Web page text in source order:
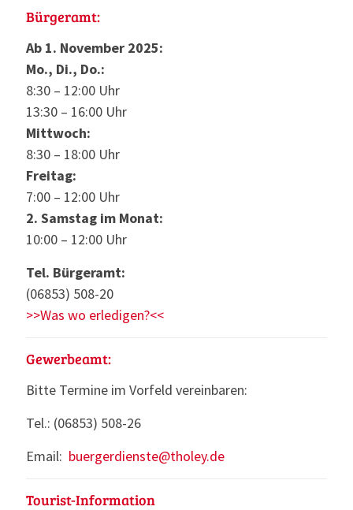
Bürgeramt:
Ab 1. November 2025:
Mo., Di., Do.:
8:30 – 12:00 Uhr
13:30 – 16:00 Uhr
Mittwoch:
8:30 – 18:00 Uhr
Freitag:
7:00 – 12:00 Uhr
2. Samstag im Monat:
10:00 – 12:00 Uhr
Tel. Bürgeramt:
(06853) 508-20
>>Was wo erledigen?<<
Gewerbeamt:
Bitte Termine im Vorfeld vereinbaren:
Tel.: (06853) 508-26
Email: buergerdienste@tholey.de
Tourist-Information